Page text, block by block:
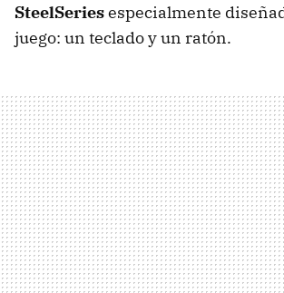
SteelSeriesespecialmente
juego: un teclado y un ratón.